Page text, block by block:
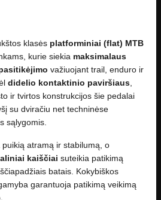
klasės platforminiai (flat) MTB
kurie siekia maksimalaus
važiuojant trail, enduro ir
didelio kontaktinio paviršiaus,
ir tvirtos konstrukcijos šie pedalai
su dviračiu net techninėse
sąlygomis.
puikią atramą ir stabilumą, o
kaiščiai suteikia patikimą
batais. Kokybiškos
garantuoja patikimą veikimą